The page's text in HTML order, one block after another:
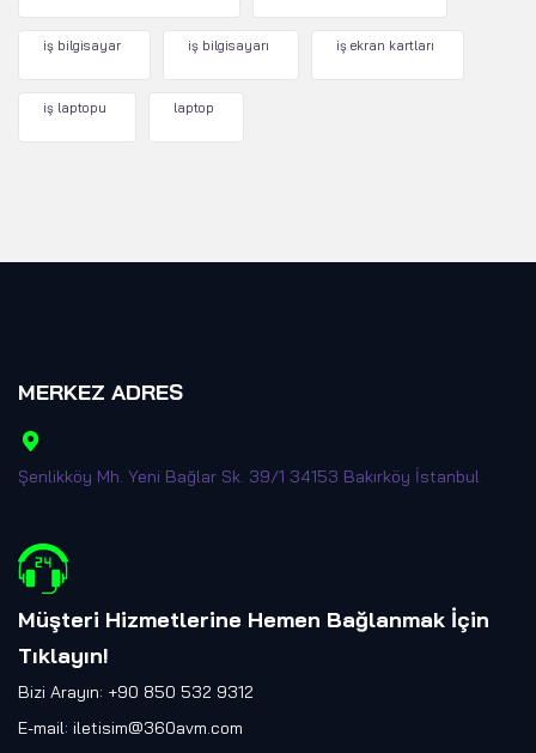
iş bilgisayar iş bilgisayarı iş ekran kartları
iş laptopu laptop
MERKEZ ADRES
Şenlikköy Mh. Yeni Bağlar Sk. 39/1 34153 Bakırköy İstanbul
Müşteri Hizmetlerine Hemen Bağlanmak İçin
Tıklayın!
Bizi Arayın: +90 850 532 9312
E-mail: iletisim@360avm.com